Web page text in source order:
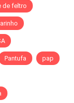
de feltro
Pantufa pap